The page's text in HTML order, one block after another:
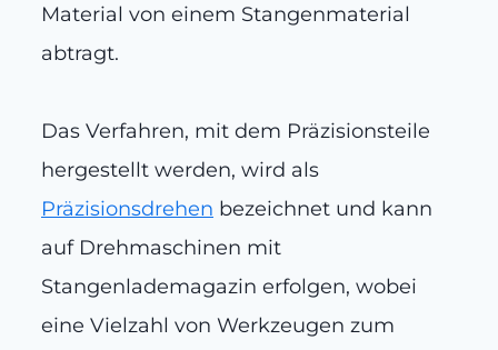
Material von einem Stangenmaterial
abtragt.
Das Verfahren, mit dem Präzisionsteile
hergestellt werden, wird als
Präzisionsdrehen bezeichnet und kann
auf Drehmaschinen mit
Stangenlademagazin erfolgen, wobei
eine Vielzahl von Werkzeugen zum